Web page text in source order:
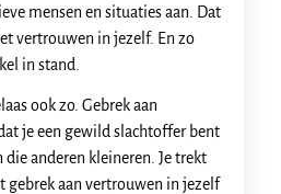
mensen en situaties aan. Dat
vertrouwen in jezelf. En zo
in stand.
ook zo. Gebrek aan
je een gewild slachtoffer bent
die anderen kleineren. Je trekt
gebrek aan vertrouwen in jezelf